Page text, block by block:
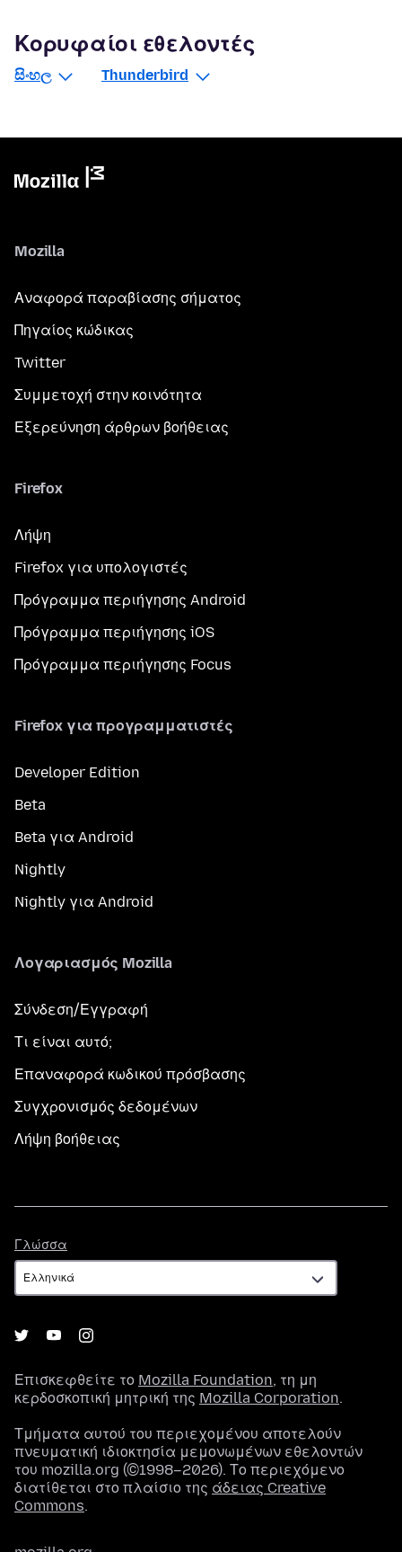
Κορυφαίοι εθελοντές
සිංහල Thunderbird
Mozilla
Αναφορά παραβίασης σήματος
Πηγαίος κώδικας
Twitter
Συμμετοχή στην κοινότητα
Εξερεύνηση άρθρων βοήθειας
Firefox
Λήψη
Firefox για υπολογιστές
Πρόγραμμα περιήγησης Android
Πρόγραμμα περιήγησης iOS
Πρόγραμμα περιήγησης Focus
Firefox για προγραμματιστές
Developer Edition
Beta
Beta για Android
Nightly
Nightly για Android
Λογαριασμός Mozilla
Σύνδεση/Εγγραφή
Τι είναι αυτό;
Επαναφορά κωδικού πρόσβασης
Συγχρονισμός δεδομένων
Λήψη βοήθειας
Γλώσσα
Επισκεφθείτε το Mozilla Foundation, τη μη
κερδοσκοπική μητρική της Mozilla Corporation.
Τμήματα αυτού του περιεχομένου αποτελούν
πνευματική ιδιοκτησία μεμονωμένων εθελοντών
του mozilla.org (©1998–2026). Το περιεχόμενο
διατίθεται στο πλαίσιο της άδειας Creative
Commons.